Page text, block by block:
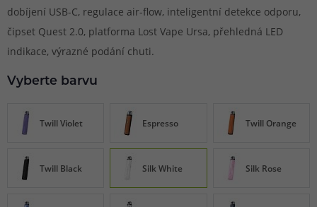
dobíjení USB-C, regulace air-flow, inteligentní detekce odporu,
čipset Quest 2.0, platforma Lost Vape Ursa, přehledná LED
indikace, výrazné podání chuti.
Vyberte barvu
Twill Violet Espresso Twill Orange
Twill Black Silk White Silk Rose